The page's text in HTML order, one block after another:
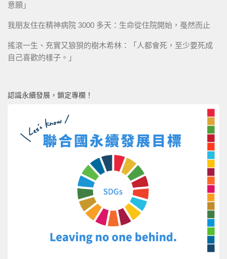
意願」
我朋友住在精神病院 3000 多天：生命從住院開始，戞然而止
搖滾一生、充實又狼狽的樹木希林：「人都會死，至少要死成
自己喜歡的樣子。」
認識永續發展，鎖定專欄！